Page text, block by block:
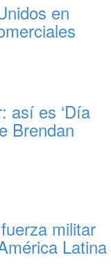
en
así es ‘Día
Brendan
militar
Latina